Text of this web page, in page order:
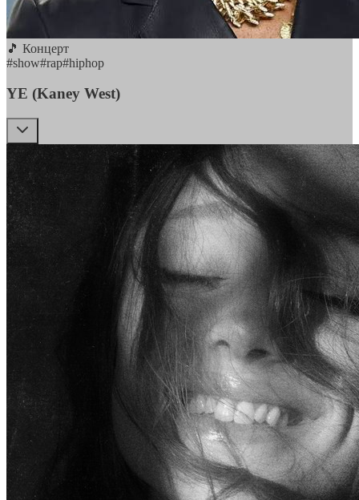
🎵 Концерт
#show#rap#hiphop
YE (Kaney West)